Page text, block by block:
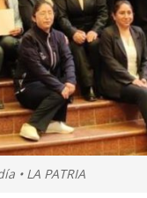
• LA PATRIA